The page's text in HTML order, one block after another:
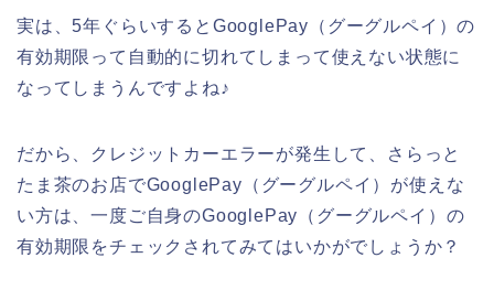
実は、5年ぐらいするとGooglePay（グーグルペイ）の
有効期限って自動的に切れてしまって使えない状態に
なってしまうんですよね♪
だから、クレジットカーエラーが発生して、さらっと
たま茶のお店でGooglePay（グーグルペイ）が使えな
い方は、一度ご自身のGooglePay（グーグルペイ）の
有効期限をチェックされてみてはいかがでしょうか？